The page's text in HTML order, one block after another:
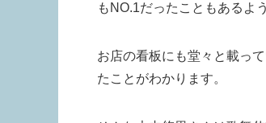
もNO.1だったこともあるよ
お店の看板にも堂々と載っ
たことがわかります。